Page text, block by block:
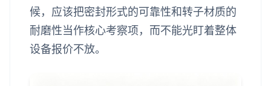
候，应该把密封形式的可靠性和转子材质的
耐磨性当作核心考察项，而不能光盯着整体
设备报价不放。